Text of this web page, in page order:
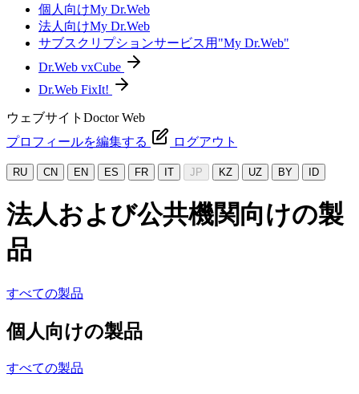
個人向けMy Dr.Web
法人向けMy Dr.Web
サブスクリプションサービス用"My Dr.Web"
Dr.Web vxCube
Dr.Web FixIt!
ウェブサイトDoctor Web
プロフィールを編集する
ログアウト
RU CN EN ES FR IT JP KZ UZ BY ID
法人および公共機関向けの製
品
すべての製品
個人向けの製品
すべての製品